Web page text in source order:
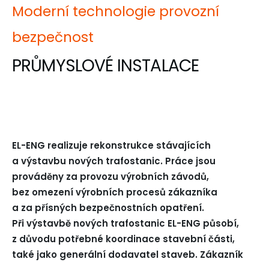
Moderní technologie provozní
bezpečnost
PRŮMYSLOVÉ INSTALACE
EL-ENG realizuje rekonstrukce stávajících
a výstavbu nových trafostanic. Práce jsou
prováděny za provozu výrobních závodů,
bez omezení výrobních procesů zákazníka
a za přísných bezpečnostních opatření.
Při výstavbě nových trafostanic EL-ENG působí,
z důvodu potřebné koordinace stavební části,
také jako generální dodavatel staveb. Zákazník